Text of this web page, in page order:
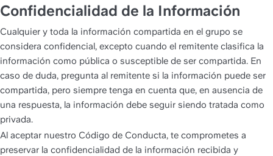
Confidencialidad de la Información
Cualquier y toda la información compartida en el grupo se
considera confidencial, excepto cuando el remitente clasifica la
información como pública o susceptible de ser compartida. En
caso de duda, pregunta al remitente si la información puede ser
compartida, pero siempre tenga en cuenta que, en ausencia de
una respuesta, la información debe seguir siendo tratada como
privada.
Al aceptar nuestro Código de Conducta, te comprometes a
preservar la confidencialidad de la información recibida y